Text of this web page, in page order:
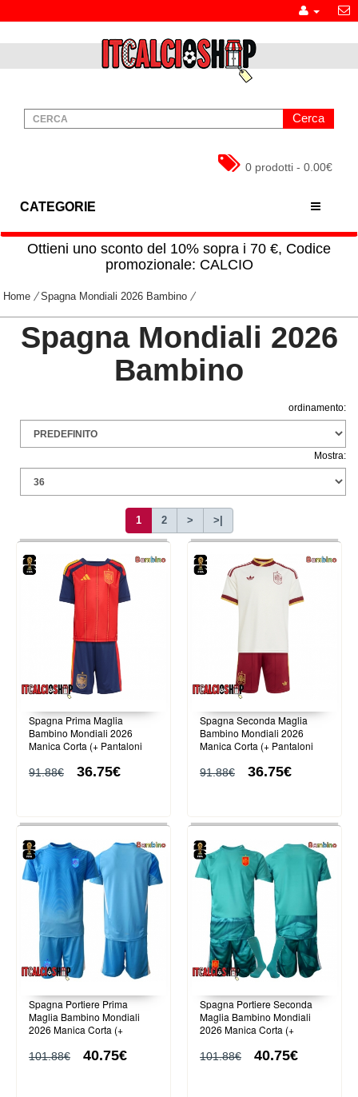
Cerca
0 prodotti - 0.00€
CATEGORIE
Ottieni uno sconto del 10% sopra i 70 €, Codice
promozionale: CALCIO
Home Spagna Mondiali 2026 Bambino
Spagna Mondiali 2026
Bambino
ordinamento:
Mostra:
1 2 > >|
Spagna Prima Maglia
Bambino Mondiali 2026
Manica Corta (+ Pantaloni
91.88€ 36.75€
Spagna Seconda Maglia
Bambino Mondiali 2026
Manica Corta (+ Pantaloni
91.88€ 36.75€
Spagna Portiere Prima
Maglia Bambino Mondiali
2026 Manica Corta (+
101.88€ 40.75€
Spagna Portiere Seconda
Maglia Bambino Mondiali
2026 Manica Corta (+
101.88€ 40.75€